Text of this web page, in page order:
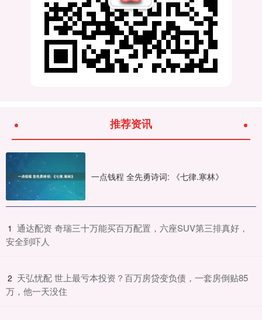
推荐资讯
一点钱程 全先勇诗词: 《七律.寒林》
1 ​通达配资 奇瑞三十万能买百万配置，六座SUV第三排真好，
安全到吓人
2 ​天弘忧配 世上最亏本投资？百万房贷变负债，一套房倒贴85
万，他一天没住